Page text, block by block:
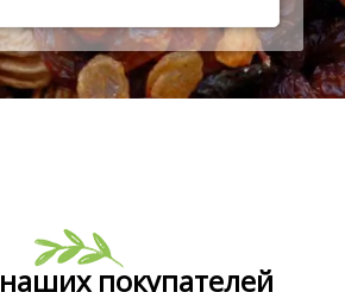
наших покупателей